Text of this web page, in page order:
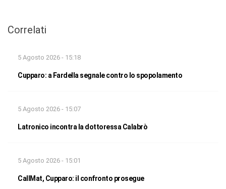
Correlati
5 Agosto 2026 - 15:18
Cupparo: a Fardella segnale contro lo spopolamento
5 Agosto 2026 - 15:07
Latronico incontra la dottoressa Calabrò
5 Agosto 2026 - 15:01
CallMat, Cupparo: il confronto prosegue